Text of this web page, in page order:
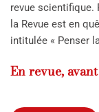
revue scientifique.
la Revue est en
intitulée « Penser
En revue,